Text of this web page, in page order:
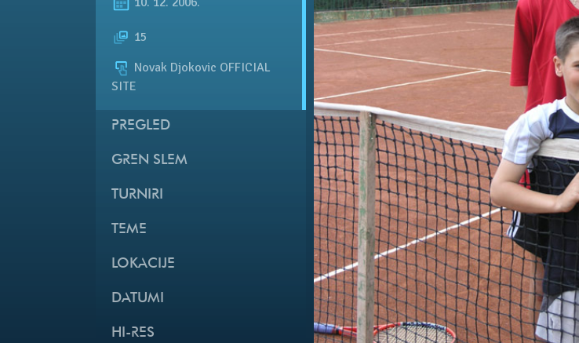
15
Novak Djokovic OFFICIAL
SITE
PREGLED
GREN SLEM
TURNIRI
TEME
LOKACIJE
DATUMI
HI-RES